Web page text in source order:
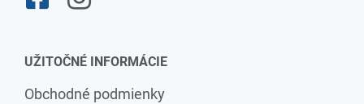
UŽITOČNÉ INFORMÁCIE
Obchodné podmienky